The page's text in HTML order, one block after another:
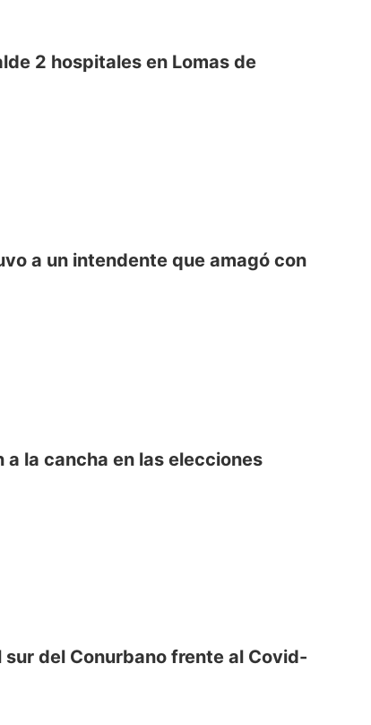
2 hospitales en Lomas de
a un intendente que amagó con
la cancha en las elecciones
del Conurbano frente al Covid-